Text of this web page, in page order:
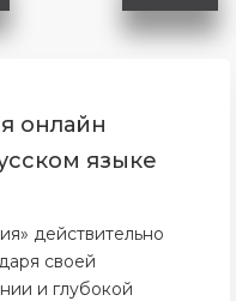
онлайн
языке
действительно
своей
и глубокой